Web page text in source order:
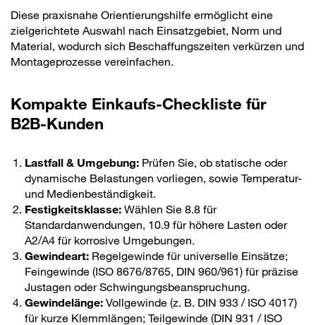
Diese praxisnahe Orientierungshilfe ermöglicht eine
zielgerichtete Auswahl nach Einsatzgebiet, Norm und
Material, wodurch sich Beschaffungszeiten verkürzen und
Montageprozesse vereinfachen.
Kompakte Einkaufs-Checkliste für
B2B-Kunden
Lastfall & Umgebung: Prüfen Sie, ob statische oder
dynamische Belastungen vorliegen, sowie Temperatur-
und Medienbeständigkeit.
Festigkeitsklasse: Wählen Sie 8.8 für
Standardanwendungen, 10.9 für höhere Lasten oder
A2/A4 für korrosive Umgebungen.
Gewindeart: Regelgewinde für universelle Einsätze;
Feingewinde (ISO 8676/8765, DIN 960/961) für präzise
Justagen oder Schwingungsbeanspruchung.
Gewindelänge: Vollgewinde (z. B. DIN 933 / ISO 4017)
für kurze Klemmlängen; Teilgewinde (DIN 931 / ISO